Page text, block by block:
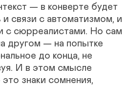
— в конверте будет
и связи с автоматизмом, и
с сюрреалистами. Но сам
другом — на попытке
до конца, не
И в этом смысле
знаки сомнения,